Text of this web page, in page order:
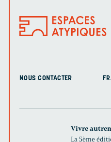
NOUS CONTACTER
Vivre
La 5ème